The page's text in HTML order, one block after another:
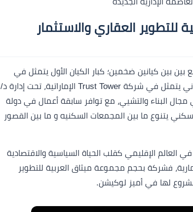
العقاري والاستثمار
بين كيانين ضخمين؛ كبار الكيان الأول يتمثل في
الشيخ السعودى / عبدالله العمودي، الكيان الثاني يتمثل في شركة Trust Tower الإماراتية، تحت إدارة د/
البناء والتشيي، مع توافر سابقة أعمال في دولة
المتحدة بأكثر من ٢٥ مشروع سكني يتنوع ما بين المجمعات السكنيه و ما بين القصور
العالم الإقليمي كقلب الحياة السياسية والاقتصادية
فشركة بحجم مجموعة ميثاق العربية للتطوير